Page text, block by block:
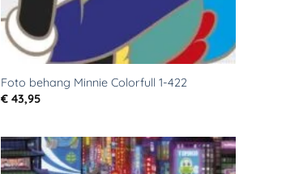
Foto behang Minnie Colorfull 1-422
€43,95